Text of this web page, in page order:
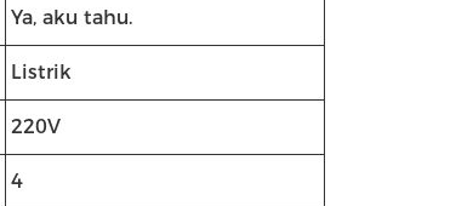
Ya, aku tahu.
Listrik
220V
4